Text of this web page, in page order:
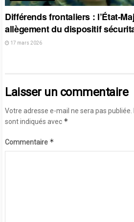
Différends frontaliers : l’État-
allègement du dispositif
17 mars 2026
Laisser un commentaire
Votre adresse e-mail ne sera pas publiée.
sont indiqués avec *
Commentaire *